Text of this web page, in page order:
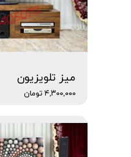
میز تلویزیون
۴,۳۰۰,۰۰۰ تومان